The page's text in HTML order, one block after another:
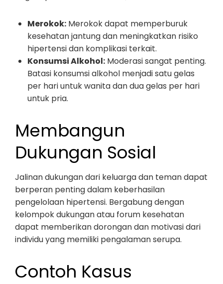
Merokok: Merokok dapat memperburuk
kesehatan jantung dan meningkatkan risiko
hipertensi dan komplikasi terkait.
Konsumsi Alkohol: Moderasi sangat penting.
Batasi konsumsi alkohol menjadi satu gelas
per hari untuk wanita dan dua gelas per hari
untuk pria.
Membangun
Dukungan Sosial
Jalinan dukungan dari keluarga dan teman dapat
berperan penting dalam keberhasilan
pengelolaan hipertensi. Bergabung dengan
kelompok dukungan atau forum kesehatan
dapat memberikan dorongan dan motivasi dari
individu yang memiliki pengalaman serupa.
Contoh Kasus